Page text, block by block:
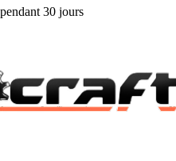
30 jours